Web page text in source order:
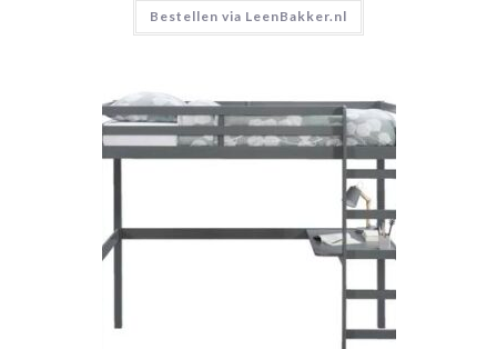
Bestellen via LeenBakker.nl